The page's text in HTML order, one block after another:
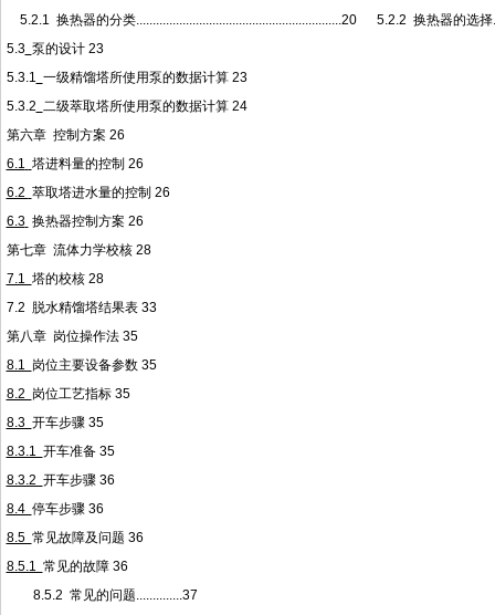
5.2.1 换热器的分类..............................................................20 5.2.2 换热器的选择
5.3 泵的设计23
5.3.1 一级精馏塔所使用泵的数据计算23
5.3.2 二级萃取塔所使用泵的数据计算24
第六章 控制方案 26
6.1 塔进料量的控制 26
6.2 萃取塔进水量的控制 26
6.3 换热器控制方案 26
第七章 流体力学校核28
7.1 塔的校核28
7.2
脱水精馏塔结果表33
第八章 岗位操作法35
8.1 岗位主要设备参数35
8.2 岗位工艺指标35
8.3 开车步骤35
8.3.1 开车准备35
8.3.2 开车步骤36
8.4 停车步骤36
8.5 常见故障及问题 36
8.5.1 常见的故障36
8.5.2 常见的问题..............37